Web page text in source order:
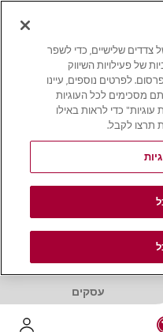
עסקים
LG שלי
צדדים שלישיים, כדי לשפר
של פעילויות השיווק
לפרטים נוספים, עיינו
מסכימים לכל העוגיות
כדי לראות באילו
תרצו לקבל.